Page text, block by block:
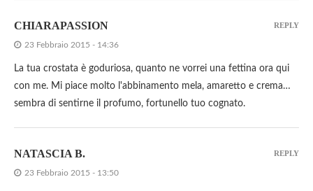
CHIARAPASSION
23 Febbraio 2015 - 14:36
La tua crostata è goduriosa, quanto ne vorrei una fettina ora qui
con me. Mi piace molto l'abbinamento mela, amaretto e crema…
sembra di sentirne il profumo, fortunello tuo cognato.
REPLY
NATASCIA B.
23 Febbraio 2015 - 13:50
REPLY